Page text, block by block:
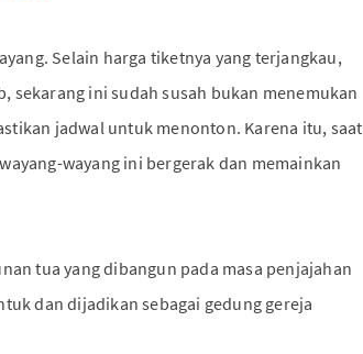
Selain harga tiketnya yang terjangkau,
sekarang ini sudah susah bukan menemukan
jadwal untuk menonton. Karena itu, saat
wayang ini bergerak dan memainkan
tua yang dibangun pada masa penjajahan
dan dijadikan sebagai gedung gereja